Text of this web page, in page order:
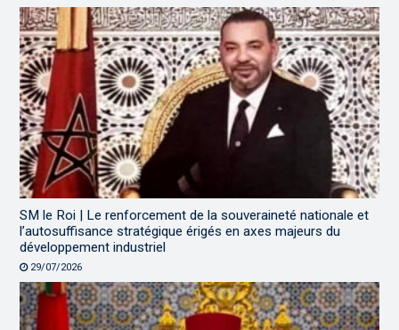
SM le Roi | Le renforcement de la souveraineté nationale et
l’autosuffisance stratégique érigés en axes majeurs du
développement industriel
29/07/2026